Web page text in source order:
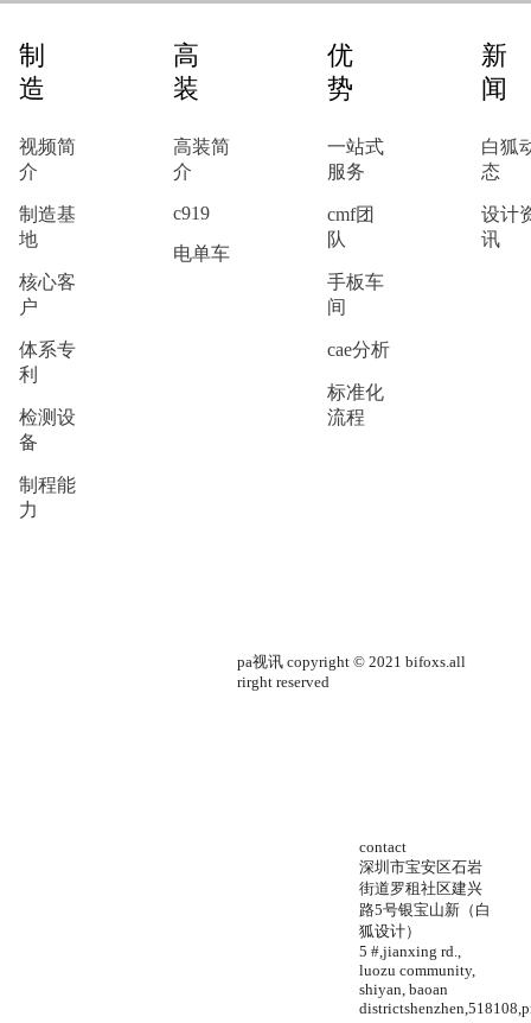
制
造
视频简
介
制造基
地
核心客
户
体系专
利
检测设
备
制程能
力
高
装
高装简
介
c919
电单车
优
势
一站式
服务
cmf团
队
手板车
间
cae分析
标准化
流程
新
闻
白狐
态
设计
讯
pa视讯 copyright © 2021 bifoxs.all
rirght reserved
contact
深圳市宝安区石岩
街道罗租社区建兴
路5号银宝山新（白
狐设计）
5 #,jianxing rd.,
luozu community,
shiyan, baoan